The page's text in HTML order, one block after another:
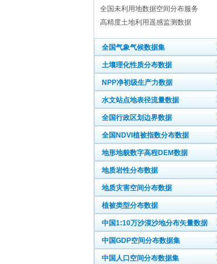
全国未利用地数据空间分布服务
高精度土地利用遥感监测数据
全国气象气候数据集
土壤理化性质分布数据
NPP净初级生产力数据
水文站点地表径流量数据
全国行政区划边界数据
全国NDVI植被指数分布数据
地形地貌数字高程DEM数据
地质岩性分布数据
地质灾害空间分布数据
植被类型分布数据
中国1:10万沙漠沙地分布矢量数据
中国GDP空间分布数据集
中国人口空间分布数据集